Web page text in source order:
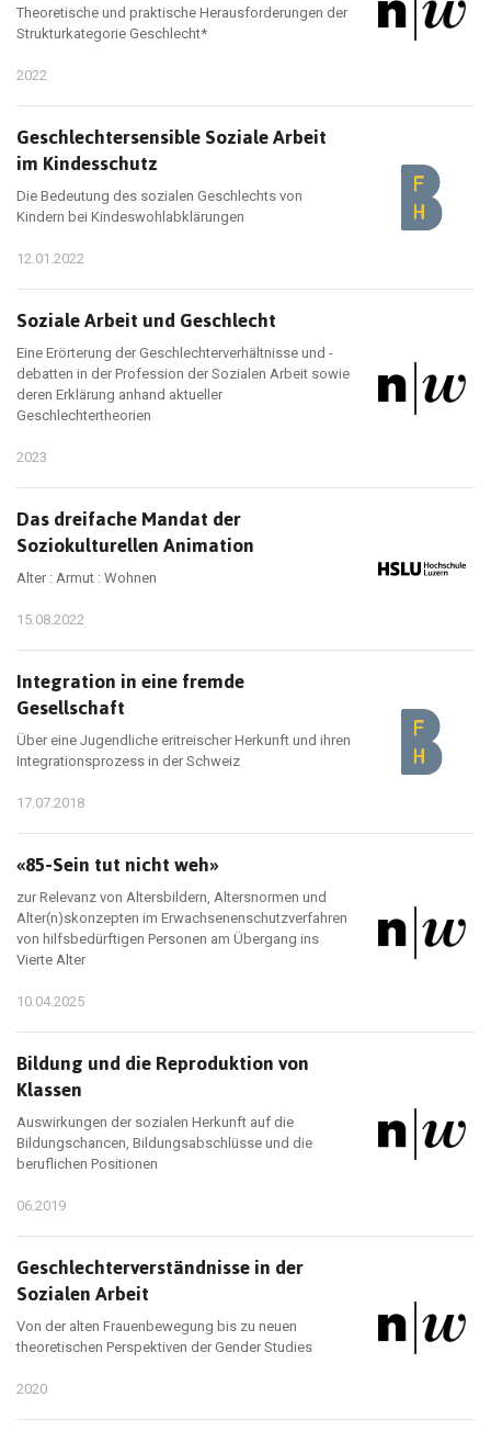
Theoretische und praktische Herausforderungen der
Strukturkategorie Geschlecht*
2022
Geschlechtersensible Soziale Arbeit
im Kindesschutz
Die Bedeutung des sozialen Geschlechts von
Kindern bei Kindeswohlabklärungen
12.01.2022
Soziale Arbeit und Geschlecht
Eine Erörterung der Geschlechterverhältnisse und -
debatten in der Profession der Sozialen Arbeit sowie
deren Erklärung anhand aktueller
Geschlechtertheorien
2023
Das dreifache Mandat der
Soziokulturellen Animation
Alter : Armut : Wohnen
15.08.2022
Integration in eine fremde
Gesellschaft
Über eine Jugendliche eritreischer Herkunft und ihren
Integrationsprozess in der Schweiz
17.07.2018
«85-Sein tut nicht weh»
zur Relevanz von Altersbildern, Altersnormen und
Alter(n)skonzepten im Erwachsenenschutzverfahren
von hilfsbedürftigen Personen am Übergang ins
Vierte Alter
10.04.2025
Bildung und die Reproduktion von
Klassen
Auswirkungen der sozialen Herkunft auf die
Bildungschancen, Bildungsabschlüsse und die
beruflichen Positionen
06.2019
Geschlechterverständnisse in der
Sozialen Arbeit
Von der alten Frauenbewegung bis zu neuen
theoretischen Perspektiven der Gender Studies
2020